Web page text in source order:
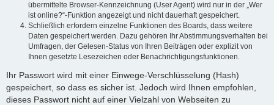
übermittelte Browser-Kennzeichnung (User Agent) wird nur in der „Wer
ist online?“-Funktion angezeigt und nicht dauerhaft gespeichert.
Schließlich erfordern einzelne Funktionen des Boards, dass weitere
Daten gespeichert werden. Dazu gehören Ihr Abstimmungsverhalten bei
Umfragen, der Gelesen-Status von Ihren Beiträgen oder explizit von
Ihnen gesetzte Lesezeichen oder Benachrichtigungsfunktionen.
Ihr Passwort wird mit einer Einwege-Verschlüsselung (Hash)
gespeichert, so dass es sicher ist. Jedoch wird Ihnen empfohlen,
dieses Passwort nicht auf einer Vielzahl von Webseiten zu